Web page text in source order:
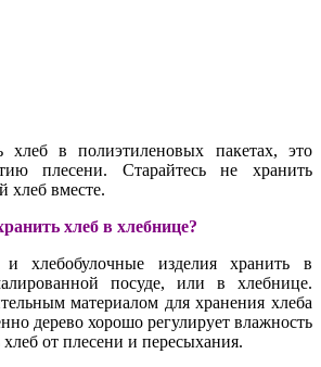
хлеб в полиэтиленовых пакетах, это
плесени. Старайтесь не хранить
вместе.
хлеб в хлебнице?
хлебобулочные изделия хранить в
посуде, или в хлебнице.
материалом для хранения хлеба
дерево хорошо регулирует влажность
от плесени и пересыхания.